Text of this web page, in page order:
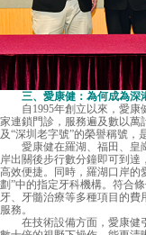
三、愛康健：為何成為深
自1995年創立以來，愛康
家連鎖門診，服務遍及數以萬
及“深圳老字號”的榮譽稱號，
愛康健在羅湖、福田、皇
岸出關後步行數分鐘即可到達
高效便捷。同時，羅湖口岸的
劃”中的指定牙科機構。符合
牙、牙髓治療等多種項目的費
服務。
在技術設備方面，愛康健